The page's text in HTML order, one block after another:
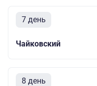
7 день
Чайковский
8 день